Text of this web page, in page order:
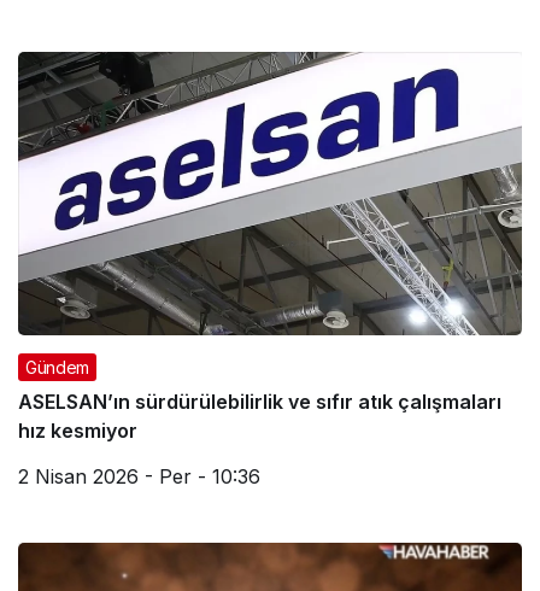
Gündem
ASELSAN’ın sürdürülebilirlik ve sıfır atık çalışmaları
hız kesmiyor
2 Nisan 2026 - Per - 10:36